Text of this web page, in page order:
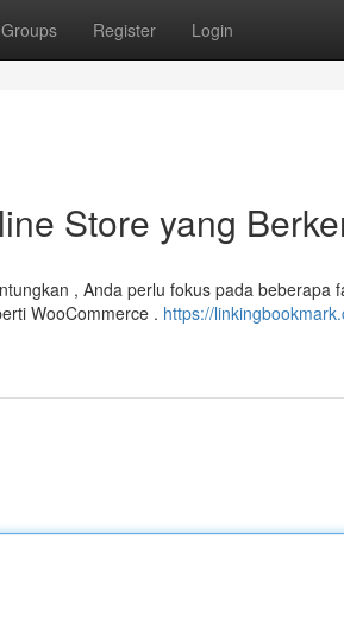
Groups Register Login
Store yang
, Anda perlu fokus pada beberapa
WooCommerce . https://